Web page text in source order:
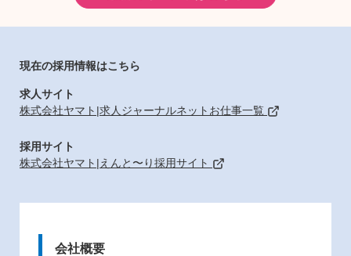
現在の採用情報はこちら
求人サイト
株式会社ヤマト|求人ジャーナルネットお仕事一覧
採用サイト
株式会社ヤマト|えんと〜り採用サイト
会社概要